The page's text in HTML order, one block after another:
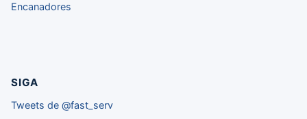
Encanadores
SIGA
Tweets de @fast_serv